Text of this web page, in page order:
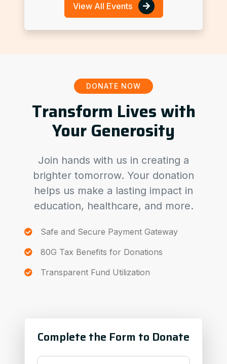
View All Events
DONATE NOW
Transform Lives with
Your Generosity
Join hands with us in creating a
brighter tomorrow. Your donation
helps us make a lasting impact in
education, healthcare, and more.
Safe and Secure Payment Gateway
80G Tax Benefits for Donations
Transparent Fund Utilization
Complete the Form to Donate